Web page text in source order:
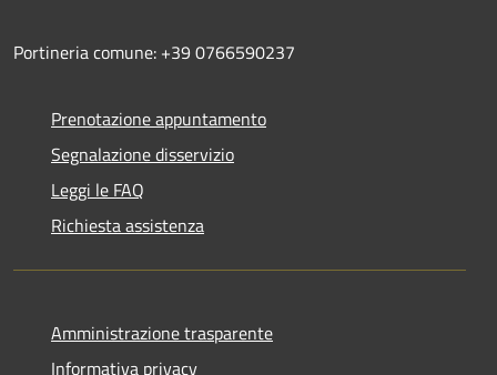
Portineria comune: +39 0766590237
Prenotazione appuntamento
Segnalazione disservizio
Leggi le FAQ
Richiesta assistenza
Amministrazione trasparente
Informativa privacy